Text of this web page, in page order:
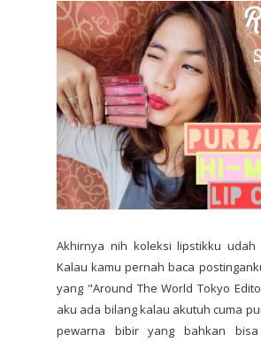
Akhirnya nih koleksi lipstikku udah
Kalau kamu pernah baca
yang "Around The World Tokyo
aku ada bilang kalau akutuh cuma
pewarna bibir yang bahkan